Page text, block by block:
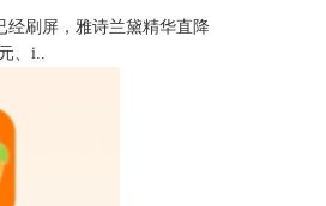
经刷屏，雅诗兰黛精华直降
、i..